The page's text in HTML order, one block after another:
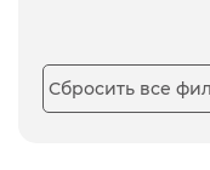
Сбросить все